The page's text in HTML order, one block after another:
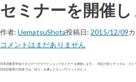
セミナーを開催
作者:UematsuShota投稿日: 2015/12/09
コメントはまだありません
日本語教育学会のセミナーでワークショップセミナーを開催します。 – 対話で紡ぐデジタル・ス
日本語教育の現場では,「語り」を通したエンパワメントの […]